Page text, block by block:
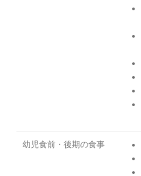
幼児食前・後期の食事